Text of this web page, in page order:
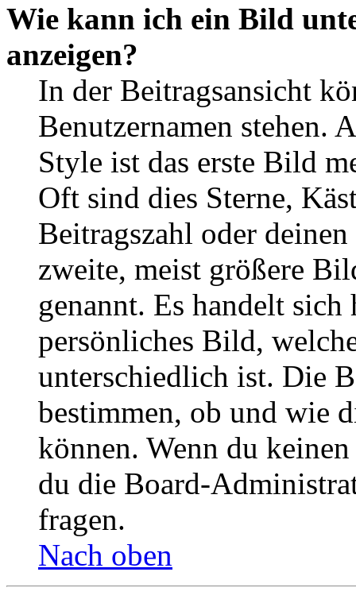
Wie kann ich ein Bild
anzeigen?
In der Beitragsansicht
Benutzernamen stehen.
Style ist das erste Bild
Oft sind dies Sterne,
Beitragszahl oder
zweite, meist größere
genannt. Es handelt
persönliches Bild,
unterschiedlich ist. Die
bestimmen, ob und wie
können. Wenn du
du die Board-
fragen.
Nach oben